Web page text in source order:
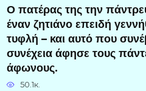
Ο πατέρας της την
έναν ζητιάνο επειδή
τυφλή – και αυτό που
συνέχεια άφησε τους
άφωνους.
50.1к.